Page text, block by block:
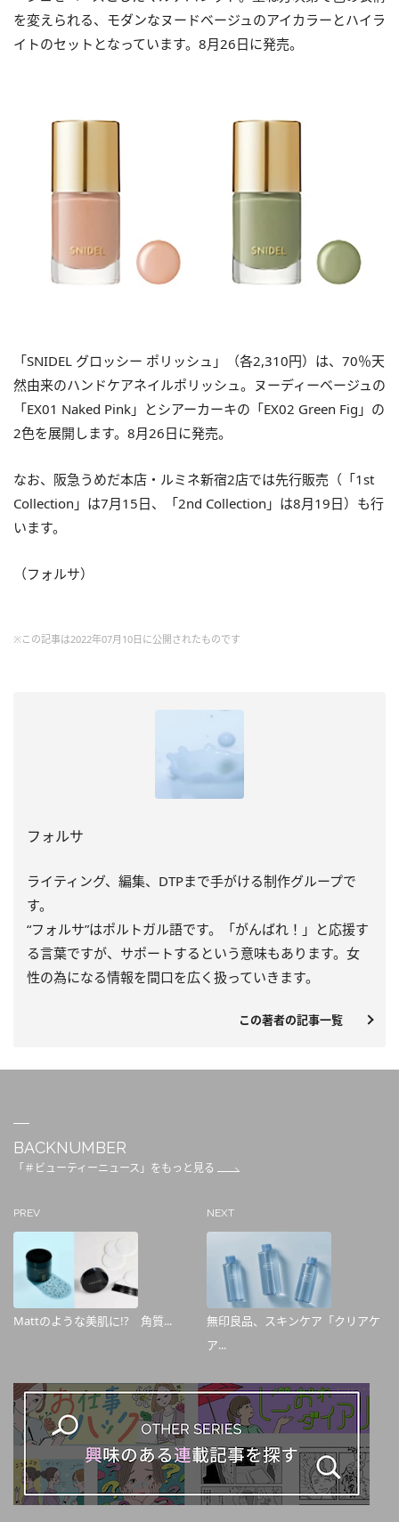
を変えられる、モダンなヌードベージュのアイカラーとハイラ
イトのセットとなっています。8月26日に発売。
「SNIDEL グロッシー ポリッシュ」（各2,310円）は、70％天
然由来のハンドケアネイルポリッシュ。ヌーディーベージュの
「EX01 Naked Pink」とシアーカーキの「EX02 Green Fig」の
2色を展開します。8月26日に発売。
なお、阪急うめだ本店・ルミネ新宿2店では先行販売（「1st
Collection」は7月15日、「2nd Collection」は8月19日）も行
います。
（フォルサ）
※この記事は2022年07月10日に公開されたものです
フォルサ
ライティング、編集、DTPまで手がける制作グループで
す。
“フォルサ”はポルトガル語です。「がんばれ！」と応援す
る言葉ですが、サポートするという意味もあります。女
性の為になる情報を間口を広く扱っていきます。
この著者の記事一覧
BACKNUMBER
「＃ビューティーニュース」をもっと見る
PREV
Mattのような美肌に!? 角質...
NEXT
無印良品、スキンケア「クリアケ
ア...